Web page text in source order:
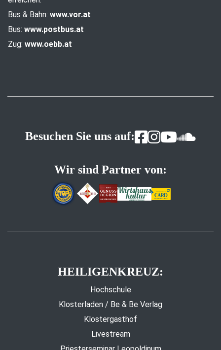
Bus & Bahn: www.vor.at
Bus: www.postbus.at
Zug: www.oebb.at
Besuchen Sie uns auf:
Wir sind Partner von:
HEILIGENKREUZ:
Hochschule
Klosterladen / Be & Be Verlag
Klostergasthof
Livestream